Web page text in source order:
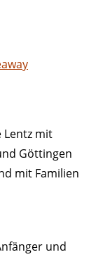
Lentz mit
Göttingen
mit Familien
und